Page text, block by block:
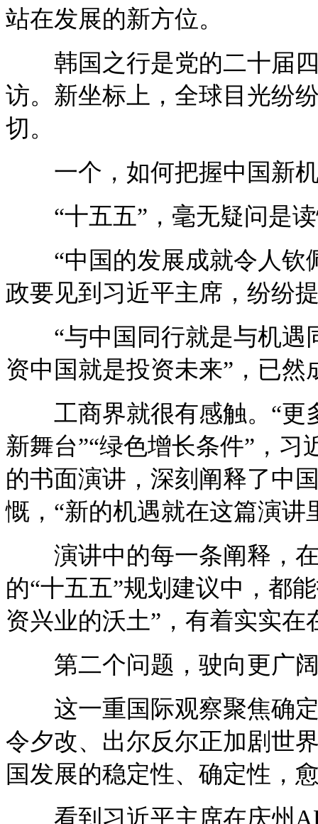
站在发展的新方位。
韩国之行是党的二十届四
访。新坐标上，全球目光纷
切。
一个，如何把握中国新
“十五五”，毫无疑问是读
“中国的发展成就令人钦
政要见到习近平主席，纷纷
“与中国同行就是与机遇
资中国就是投资未来”，已
工商界就很有感触。“更
新舞台”“绿色增长条件”，
的书面演讲，深刻阐释了中
慨，“新的机遇就在这篇演讲
演讲中的每一条阐释，在
的“十五五”规划建议中，都
资兴业的沃土”，有着实实
第二个问题，驶向更广阔
这一重国际观察聚焦确定
令夕改、出尔反尔正加剧世
国发展的稳定性、确定性，
看到习近平主席在庆州